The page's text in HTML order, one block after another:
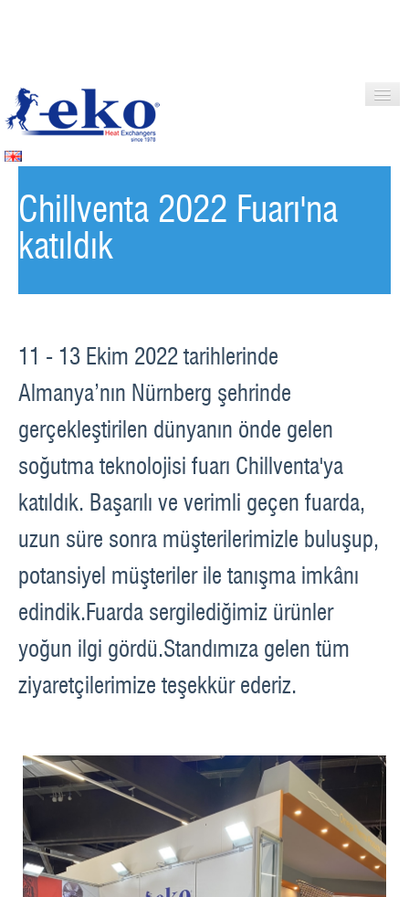
KURUMSAL
İLETİŞİM
Chillventa 2022 Fuarı'na
katıldık
11 - 13 Ekim 2022 tarihlerinde
Almanya’nın Nürnberg şehrinde
gerçekleştirilen dünyanın önde gelen
soğutma teknolojisi fuarı Chillventa'ya
katıldık. Başarılı ve verimli geçen fuarda,
uzun süre sonra müşterilerimizle buluşup,
potansiyel müşteriler ile tanışma imkânı
edindik.Fuarda sergilediğimiz ürünler
yoğun ilgi gördü.Standımıza gelen tüm
ziyaretçilerimize teşekkür ederiz.